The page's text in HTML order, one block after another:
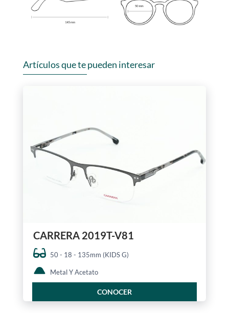
Artículos que te pueden interesar
CARRERA 2019T-V81
50 - 18 - 135mm (KIDS G)
Metal Y Acetato
CONOCER